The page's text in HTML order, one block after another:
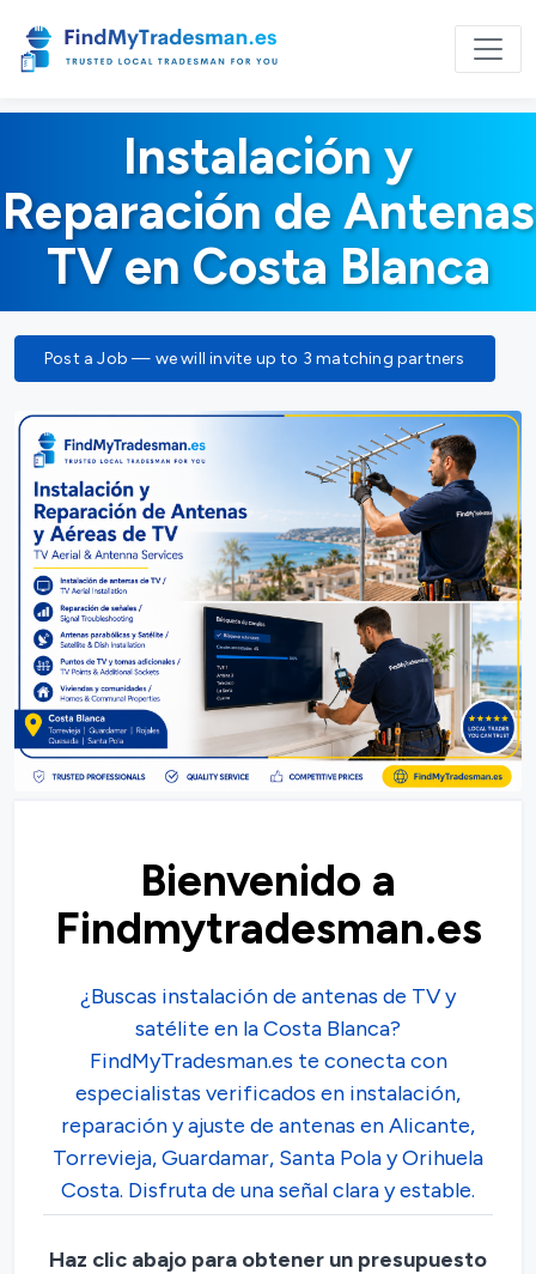
Instalación y
Reparación de Antenas
TV en Costa Blanca
Post a Job — we will invite up to 3 matching partners
Bienvenido a
Findmytradesman.es
¿Buscas instalación de antenas de TV y
satélite en la Costa Blanca?
FindMyTradesman.es te conecta con
especialistas verificados en instalación,
reparación y ajuste de antenas en Alicante,
Torrevieja, Guardamar, Santa Pola y Orihuela
Costa. Disfruta de una señal clara y estable.
Haz clic abajo para obtener un presupuesto